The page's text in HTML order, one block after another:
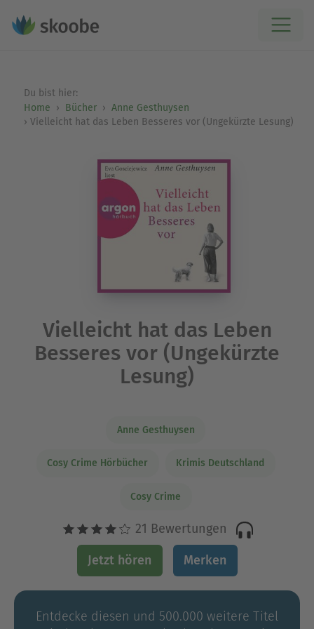
Du bist hier:
Home
Bücher
Anne Gesthuysen
Vielleicht hat das Leben Besseres vor (Ungekürzte Lesung)
Vielleicht hat das Leben
Besseres vor (Ungekürzte
Lesung)
Anne Gesthuysen
Cosy Crime Hörbücher Krimis Deutschland
Cosy Crime
21 Bewertungen
Jetzt hören Merken
Entdecke diesen und 500.000 weitere Titel